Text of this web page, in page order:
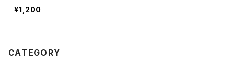
ながりつながる 花と猫』『猫
の中の宇宙』
¥1,200
CATEGORY